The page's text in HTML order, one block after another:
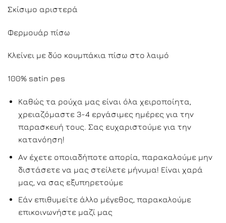
Σκίσιμο αριστερά
Φερμουάρ πίσω
Κλείνει με δύο κουμπάκια πίσω στο λαιμό
100% satin pes
Καθώς τα ρούχα μας είναι όλα χειροποίητα,
χρειαζόμαστε 3-4 εργάσιμες ημέρες για την
παρασκευή τους. Σας ευχαριστούμε για την
κατανόηση!
Αν έχετε οποιαδήποτε απορία, παρακαλούμε μην
διστάσετε να μας στείλετε μήνυμα! Είναι χαρά
μας, να σας εξυπηρετούμε
Εάν επιθυμείτε άλλο μέγεθος, παρακαλούμε
επικοινωνήστε μαζί μας